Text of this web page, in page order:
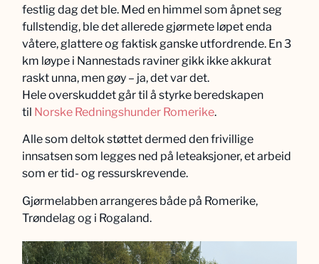
festlig dag det ble. Med en himmel som åpnet seg
fullstendig, ble det allerede gjørmete løpet enda
våtere, glattere og faktisk ganske utfordrende. En 3
km løype i Nannestads raviner gikk ikke akkurat
raskt unna, men gøy – ja, det var det.
Hele overskuddet går til å styrke beredskapen
til Norske Redningshunder Romerike.
Alle som deltok støttet dermed den frivillige
innsatsen som legges ned på leteaksjoner, et arbeid
som er tid- og ressurskrevende.
Gjørmelabben arrangeres både på Romerike,
Trøndelag og i Rogaland.